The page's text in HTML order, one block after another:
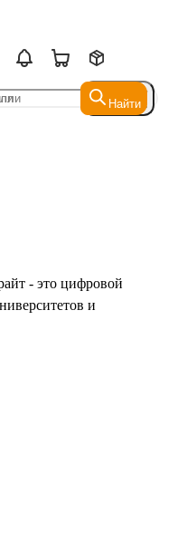
Найти
Найти
- это цифровой
и